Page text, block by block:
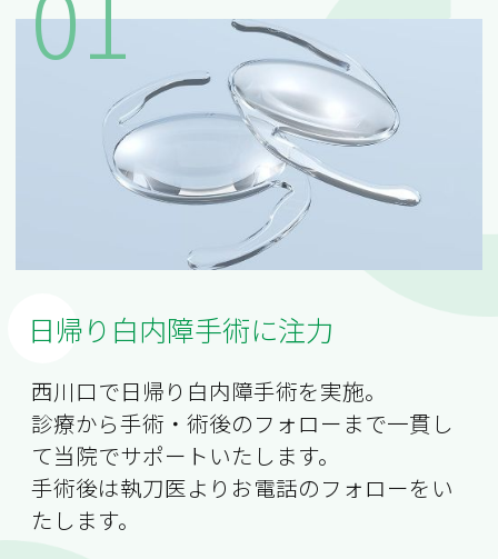
日帰り白内障手術に注力
西川口で日帰り白内障手術を実施。
診療から手術・術後のフォローまで一貫し
て当院でサポートいたします。
手術後は執刀医よりお電話のフォローをい
たします。